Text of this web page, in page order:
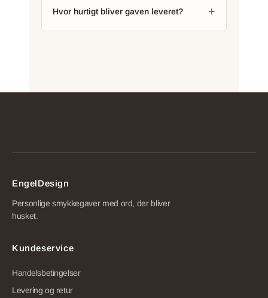
Hvor hurtigt bliver gaven leveret?
EngelDesign
Personlige smykkegaver med ord, der bliver
husket.
Kundeservice
Handelsbetingelser
Levering og retur